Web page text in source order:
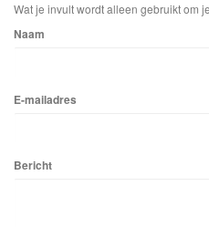
Wat je invult wordt alleen gebruikt om
Naam
E-mailadres
Bericht